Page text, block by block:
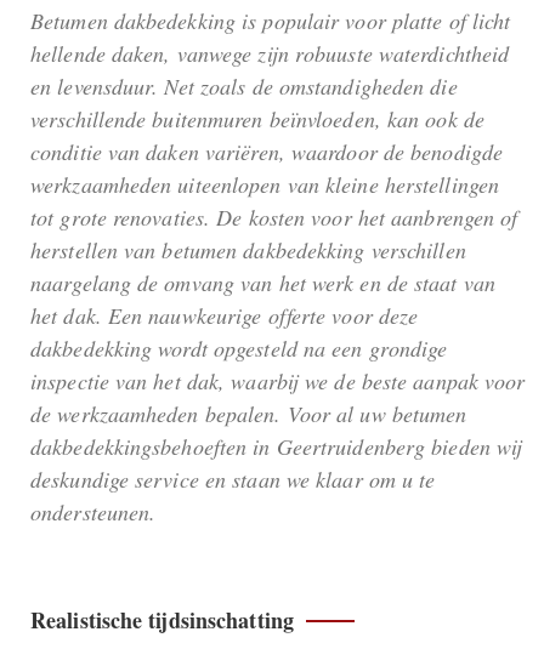
Betumen dakbedekking is populair voor platte of licht
hellende daken, vanwege zijn robuuste waterdichtheid
en levensduur. Net zoals de omstandigheden die
verschillende buitenmuren beïnvloeden, kan ook de
conditie van daken variëren, waardoor de benodigde
werkzaamheden uiteenlopen van kleine herstellingen
tot grote renovaties. De kosten voor het aanbrengen of
herstellen van betumen dakbedekking verschillen
naargelang de omvang van het werk en de staat van
het dak. Een nauwkeurige offerte voor deze
dakbedekking wordt opgesteld na een grondige
inspectie van het dak, waarbij we de beste aanpak voor
de werkzaamheden bepalen. Voor al uw betumen
dakbedekkingsbehoeften in Geertruidenberg bieden wij
deskundige service en staan we klaar om u te
ondersteunen.
Realistische tijdsinschatting